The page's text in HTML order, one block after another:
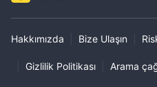
Hakkımızda Bize Ulaşın
Gizlilik Politikası Arama